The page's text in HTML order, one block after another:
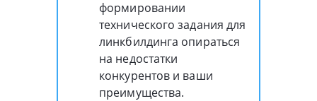
формировании
технического задания для
линкбилдинга опираться
на недостатки
конкурентов и ваши
преимущества.